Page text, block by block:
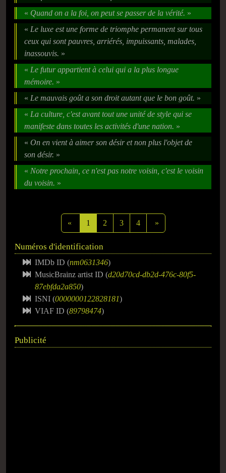
« Quand on a la foi, on peut se passer de la vérité. »
« Le luxe est une forme de triomphe permanent sur tous
ceux qui sont pauvres, arriérés, impuissants, malades,
inassouvis. »
« Le futur appartient à celui qui a la plus longue
mémoire. »
« Le mauvais goût a son droit autant que le bon goût. »
« La culture, c'est avant tout une unité de style qui se
manifeste dans toutes les activités d'une nation. »
« On en vient à aimer son désir et non plus l'objet de
son désir. »
« Notre prochain, ce n'est pas notre voisin, c'est le voisin
du voisin. »
« 1 2 3 4 »
Numéros d'identification
IMDb ID (nm0631346)
MusicBrainz artist ID (d20d70cd-db2d-476c-80f5-
87ebfda2a850)
ISNI (0000000122828181)
VIAF ID (89798474)
Publicité